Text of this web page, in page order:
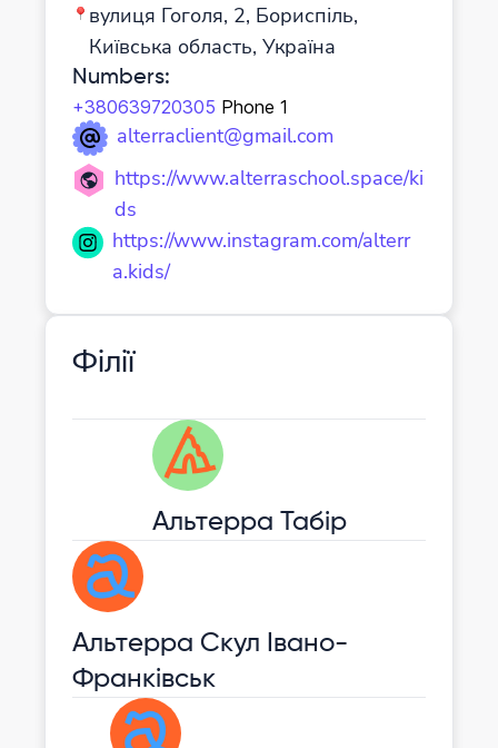
вулиця Гоголя, 2, Бориспіль,
Київська область, Україна
Numbers:
+380639720305 Phone 1
alterraclient@gmail.com
https://www.alterraschool.space/ki
ds
https://www.instagram.com/alterr
a.kids/
Філії
Альтерра Табір
Альтерра Скул Івано-
Франківськ